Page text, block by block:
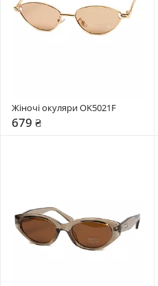
Жіночі окуляри OK5021F
679 ₴